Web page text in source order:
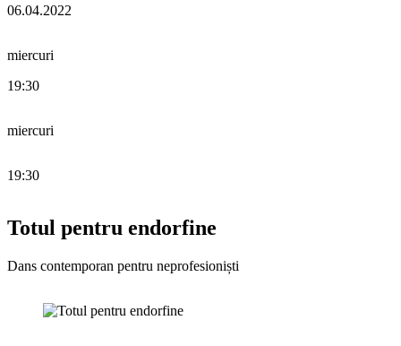
06.04.2022
miercuri
19:30
miercuri
19:30
Totul pentru endorfine
Dans contemporan pentru neprofesioniști